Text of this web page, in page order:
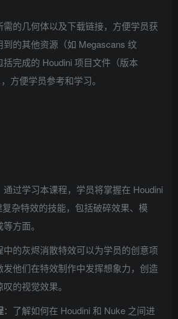
需的几何体以及下载链接，方便学员获
到的其他资源（如 Megascans 纹
括完成的 Houdini 项目文件（版本
方便学员参考和学习。
通过学习本课程，学员将掌握在 Houdini
杂特效的技能，包括破碎效果、模
方面。
中的灰烬消散特效可以为学员的创意项
发他们在特效制作中发挥想象力，创造
的视觉效果。
：了解如何在 Houdini 和 Nuke 之间进